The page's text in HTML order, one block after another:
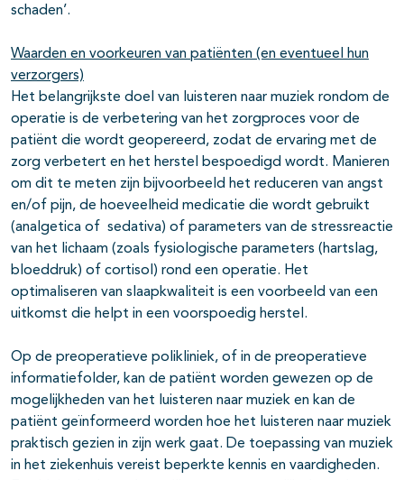
schaden’.
Waarden en voorkeuren van patiënten (en eventueel hun
verzorgers)
Het belangrijkste doel van luisteren naar muziek rondom de
operatie is de verbetering van het zorgproces voor de
patiënt die wordt geopereerd, zodat de ervaring met de
zorg verbetert en het herstel bespoedigd wordt. Manieren
om dit te meten zijn bijvoorbeeld het reduceren van angst
en/of pijn, de hoeveelheid medicatie die wordt gebruikt
(analgetica of sedativa) of parameters van de stressreactie
van het lichaam (zoals fysiologische parameters (hartslag,
bloeddruk) of cortisol) rond een operatie. Het
optimaliseren van slaapkwaliteit is een voorbeeld van een
uitkomst die helpt in een voorspoedig herstel.
Op de preoperatieve polikliniek, of in de preoperatieve
informatiefolder, kan de patiënt worden gewezen op de
mogelijkheden van het luisteren naar muziek en kan de
patiënt geïnformeerd worden hoe het luisteren naar muziek
praktisch gezien in zijn werk gaat. De toepassing van muziek
in het ziekenhuis vereist beperkte kennis en vaardigheden.